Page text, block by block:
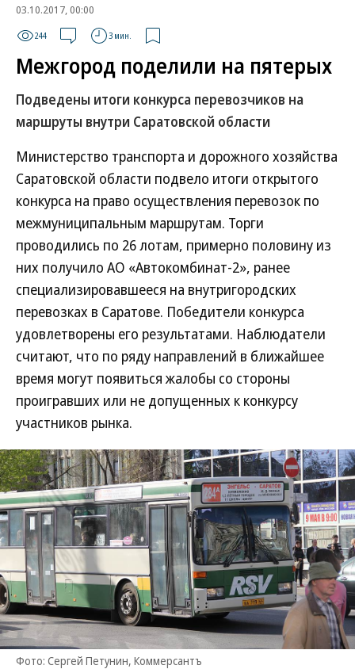
03.10.2017, 00:00
244 3 мин.
Межгород поделили на пятерых
Подведены итоги конкурса перевозчиков на
маршруты внутри Саратовской области
Министерство транспорта и дорожного хозяйства
Саратовской области подвело итоги открытого
конкурса на право осуществления перевозок по
межмуниципальным маршрутам. Торги
проводились по 26 лотам, примерно половину из
них получило АО «Автокомбинат‑2», ранее
специализировавшееся на внутригородских
перевозках в Саратове. Победители конкурса
удовлетворены его результатами. Наблюдатели
считают, что по ряду направлений в ближайшее
время могут появиться жалобы со стороны
проигравших или не допущенных к конкурсу
участников рынка.
Фото: Сергей Петунин, Коммерсантъ